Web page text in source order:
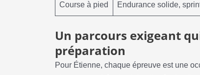
Course à pied Endurance solide,
Un parcours exigeant
préparation
Pour Étienne, chaque épreuve est une